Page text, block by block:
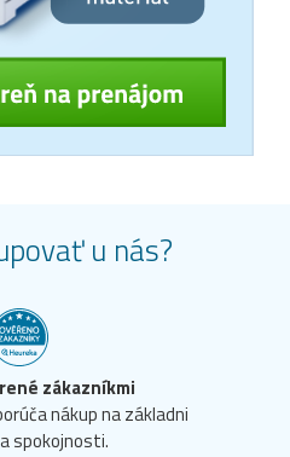
u nás?
zákazníkmi
nákup na základni
spokojnosti.